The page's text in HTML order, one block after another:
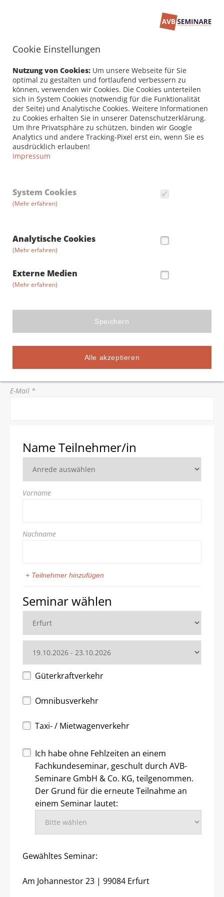
Cookie Einstellungen
Nutzung von Cookies: Um unsere Webseite für Sie
optimal zu gestalten und fortlaufend verbessern zu
können, verwenden wir Cookies. Die Cookies unterteilen
sich in System Cookies (notwendig für die Funktionalität
der Seite) und Analytische Cookies. Weitere Informationen
zu Cookies erhalten Sie in unserer Datenschutzerklärung.
Um Ihre Privatsphäre zu schützen, binden wir Google
Analytics und andere Tracking-Pixel erst ein, wenn Sie es
ausdrücklich erlauben!
Impressum
System Cookies
(Mehr erfahren)
Analytische Cookies
(Mehr erfahren)
Externe Medien
(Mehr erfahren)
Speichern
Alle akzeptieren
Seminarbuchung
PERSÖNLICHE DATEN /
RECHNUNGSANSCHRIFT
Firma
Vorname *
Stadt *
E-Mail *
Name Teilnehmer/in
Vorname
Nachname
+ Teilnehmer hinzufügen
Seminar wählen
Güterkraftverkehr
Omnibusverkehr
Taxi- / Mietwagenverkehr
Ich habe ohne Fehlzeiten an einem
Fachkundeseminar, geschult durch AVB-
Seminare GmbH & Co. KG, teilgenommen.
Der Grund für die erneute Teilnahme an
einem Seminar lautet:
Gewähltes Seminar:
Am Johannestor 23 | 99084 Erfurt